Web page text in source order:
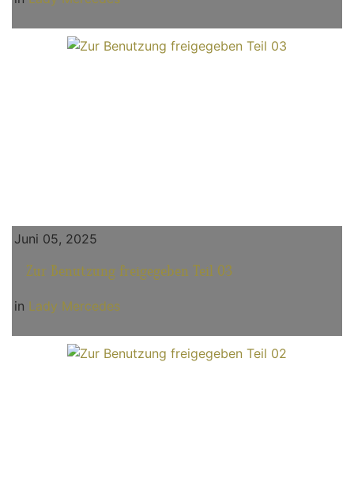
Juni 05, 2025
Zur Benutzung freigegeben Teil 03
in Lady Mercedes